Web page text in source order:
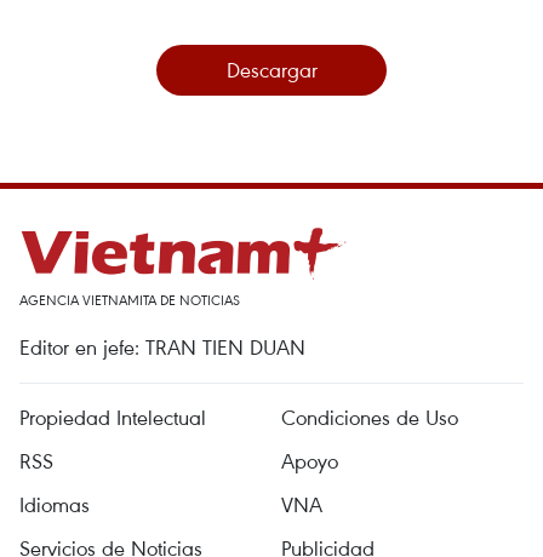
Descargar
AGENCIA VIETNAMITA DE NOTICIAS
Editor en jefe: TRAN TIEN DUAN
Propiedad Intelectual
Condiciones de Uso
RSS
Apoyo
Idiomas
VNA
Servicios de Noticias
Publicidad